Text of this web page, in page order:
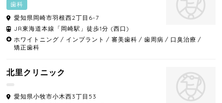
歯科
愛知県岡崎市羽根西2丁目6-7
JR東海道本線「岡崎駅」徒歩1分 (西口)
ホワイトニング
インプラント 審美歯科 歯周病
口臭治療
矯正歯科
北里クリニック
愛知県小牧市小木西3丁目53